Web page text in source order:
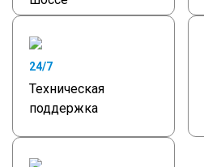
24/7
Техническая
поддержка